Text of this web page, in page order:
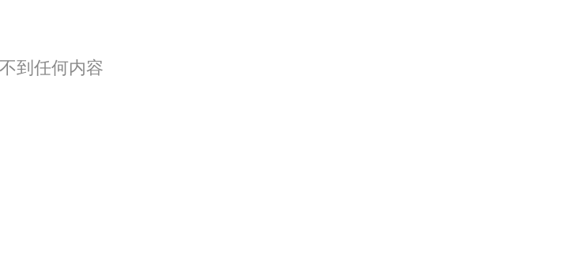
到任何内容